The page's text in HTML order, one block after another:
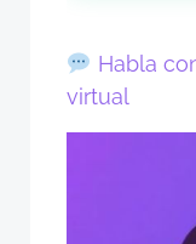
Habla
virtual